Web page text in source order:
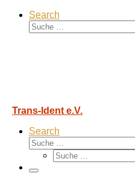
Search
Suche
Trans-Ident e.V.
Search
Suche
Suche
Menü